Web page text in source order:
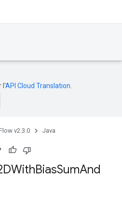
l'API Cloud Translation
v2.3.0 Java
BiasSumAnd